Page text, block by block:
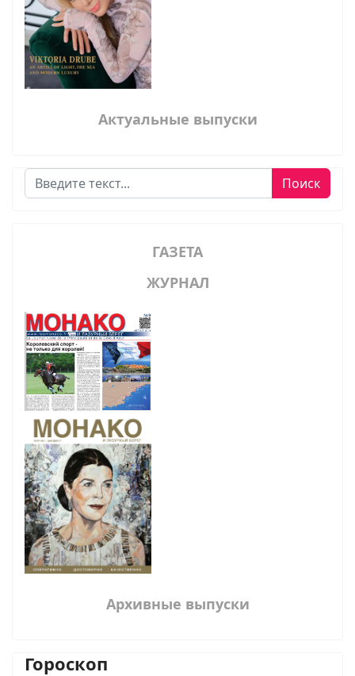
Актуальные выпуски
Поиск Поиск
ГАЗЕТА
ЖУРНАЛ
Архивные выпуски
Гороскоп